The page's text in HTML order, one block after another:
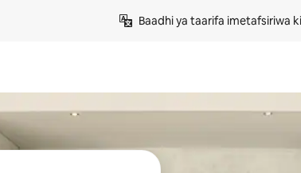
Baadhi ya taarifa imetafsiriwa